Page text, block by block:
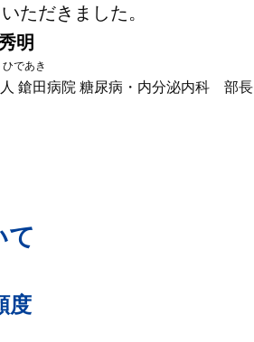
ただきました。
明
であき
鎗田病院 糖尿病・内分泌内科 部長
て
度